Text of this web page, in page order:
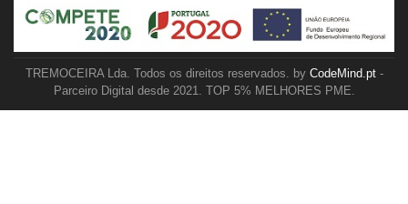
TREMOCEIRA Lda. Todos os direitos reservados. by CodeMind.pt-
Parceiro Digital desde 2021. TOP 5% MELHORES PME.